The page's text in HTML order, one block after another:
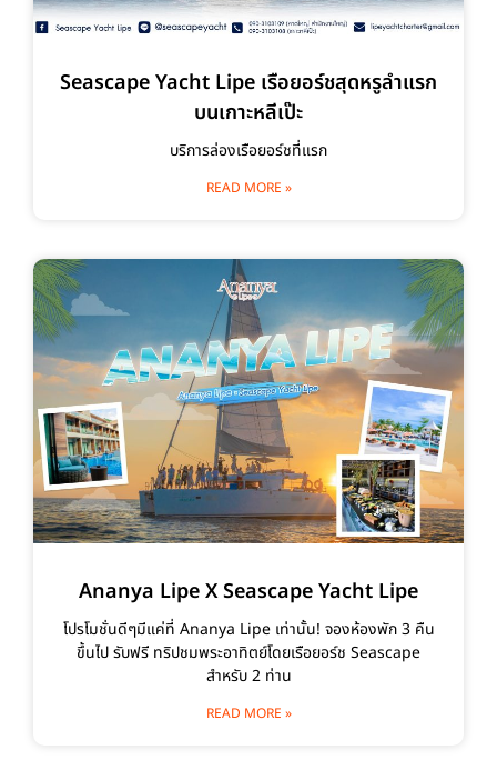
Seascape Yacht Lipe เรือยอร์ชสุดหรูลำแรก
บนเกาะหลีเป๊ะ
บริการล่องเรือยอร์ชที่แรก
READ MORE »
Ananya Lipe X Seascape Yacht Lipe
โปรโมชั่นดีๆมีแค่ที่ Ananya Lipe เท่านั้น! จองห้องพัก 3 คืน
ขึ้นไป รับฟรี ทริปชมพระอาทิตย์โดยเรือยอร์ช Seascape
สำหรับ 2 ท่าน
READ MORE »